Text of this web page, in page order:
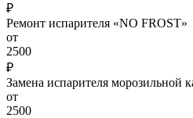
₽
Ремонт испарителя «NO FROST»
от
2500
₽
Замена испарителя морозильной
от
2500